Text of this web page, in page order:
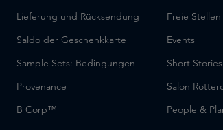
Lieferung und Rücksendung
Saldo der Geschenkkarte
Sample Sets: Bedingungen
Provenance
B Corp™
Freie Stellen
Events
Short Stories
Salon
People &